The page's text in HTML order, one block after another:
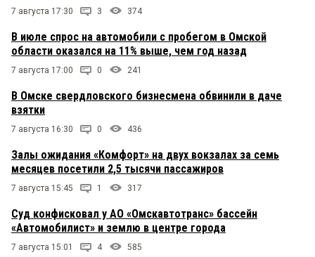
7 августа 17:30 3 374
В июле спрос на автомобили с пробегом в Омской
области оказался на 11% выше, чем год назад
7 августа 17:00 0 241
В Омске свердловского бизнесмена обвинили в даче
взятки
7 августа 16:30 0 436
Залы ожидания «Комфорт» на двух вокзалах за семь
месяцев посетили 2,5 тысячи пассажиров
7 августа 15:45 1 317
Суд конфисковал у АО «Омскавтотранс» бассейн
«Автомобилист» и землю в центре города
7 августа 15:01 4 585